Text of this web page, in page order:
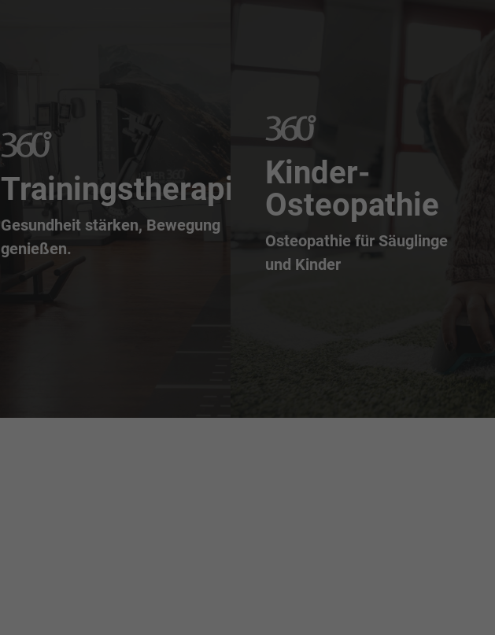
Trainingstherapie
Gesundheit stärken, Bewegung
genießen.
Kinder-
Osteopathie
Osteopathie für Säuglinge
und Kinder